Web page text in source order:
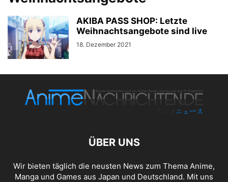
AKIBA PASS SHOP: Letzte
Weihnachtsangebote sind live
18. Dezember 2021
ÜBER UNS
Wir bieten täglich die neusten News zum Thema Anime,
Manga und Games aus Japan und Deutschland. Mit uns